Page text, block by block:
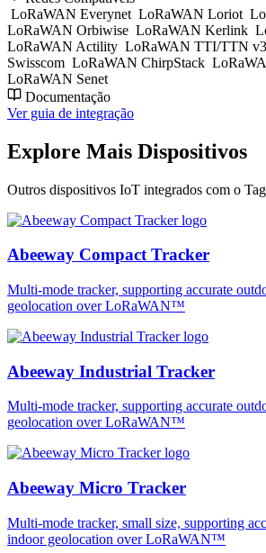
LoRaWAN Everynet LoRaWAN Loriot
LoRaWAN Orbiwise LoRaWAN Kerlink
LoRaWAN Actility LoRaWAN TTI/TTN v3
Swisscom LoRaWAN ChirpStack
LoRaWAN Senet
Documentação
Ver guia de integração
Explore Mais Dispositivos
Outros dispositivos IoT integrados com o
Abeeway Compact Tracker
Multi-mode tracker, supporting accurate
geolocation over LoRaWAN™
Abeeway Industrial Tracker
Multi-mode tracker, supporting accurate
geolocation over LoRaWAN™
Abeeway Micro Tracker
Multi-mode tracker, small size, supporting
indoor geolocation over LoRaWAN™